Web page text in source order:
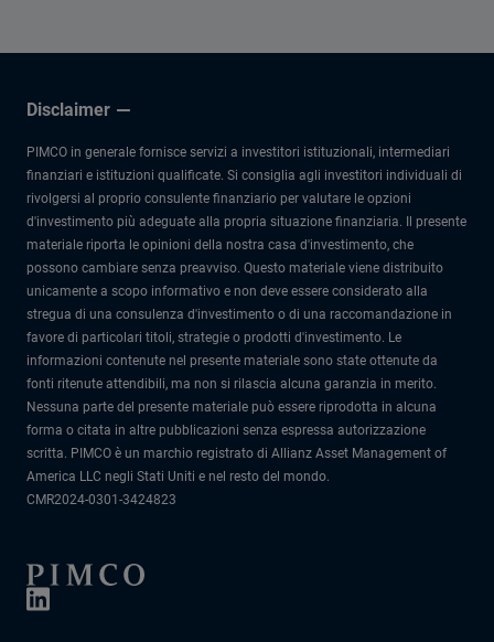
Disclaimer
PIMCO in generale fornisce servizi a investitori istituzionali, intermediari
finanziari e istituzioni qualificate. Si consiglia agli investitori individuali di
rivolgersi al proprio consulente finanziario per valutare le opzioni
d'investimento più adeguate alla propria situazione finanziaria. Il presente
materiale riporta le opinioni della nostra casa d'investimento, che
possono cambiare senza preavviso. Questo materiale viene distribuito
unicamente a scopo informativo e non deve essere considerato alla
stregua di una consulenza d'investimento o di una raccomandazione in
favore di particolari titoli, strategie o prodotti d'investimento. Le
informazioni contenute nel presente materiale sono state ottenute da
fonti ritenute attendibili, ma non si rilascia alcuna garanzia in merito.
Nessuna parte del presente materiale può essere riprodotta in alcuna
forma o citata in altre pubblicazioni senza espressa autorizzazione
scritta. PIMCO è un marchio registrato di Allianz Asset Management of
America LLC negli Stati Uniti e nel resto del mondo.
CMR2024-0301-3424823